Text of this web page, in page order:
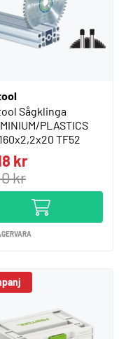
Sågklinga
PLASTICS
TF52
kr
kr